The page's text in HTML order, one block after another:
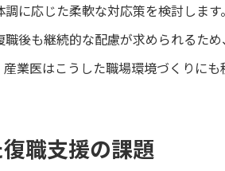
に応じた柔軟な対応策を検討します
後も継続的な配慮が求められるた
業医はこうした職場環境づくりにも
職支援の課題